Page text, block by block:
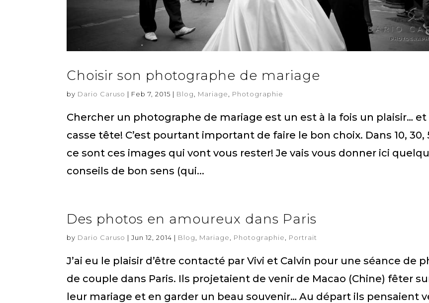
Choisir son photographe de mariage
by Dario Caruso | Feb 7, 2015 | Blog Mariage Photographie
Chercher un photographe de mariage est un est à la fois un plaisir… et
casse tête! C’est pourtant important de faire le bon choix. Dans 10, 30,
ce sont ces images qui vont vous rester! Je vais vous donner ici
conseils de bon sens (qui...
Des photos en amoureux dans Paris
by Dario Caruso |Jun 12, 2014 | Blog Mariage Photographie Portrait
J’ai eu le plaisir d’être contacté par Vivi et Calvin pour une séance de
de couple dans Paris. Ils projetaient de venir de Macao (Chine) fêter
leur mariage et en garder un beau souvenir… Au départ ils pensaient